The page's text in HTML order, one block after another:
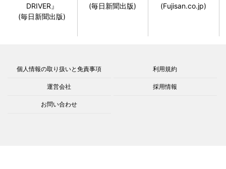
DRIVER』
(毎日新聞出版)
(毎日新聞出版)
(Fujisan.co.jp)
個人情報の取り扱いと免責事項 利用規約
運営会社 採用情報
お問い合わせ